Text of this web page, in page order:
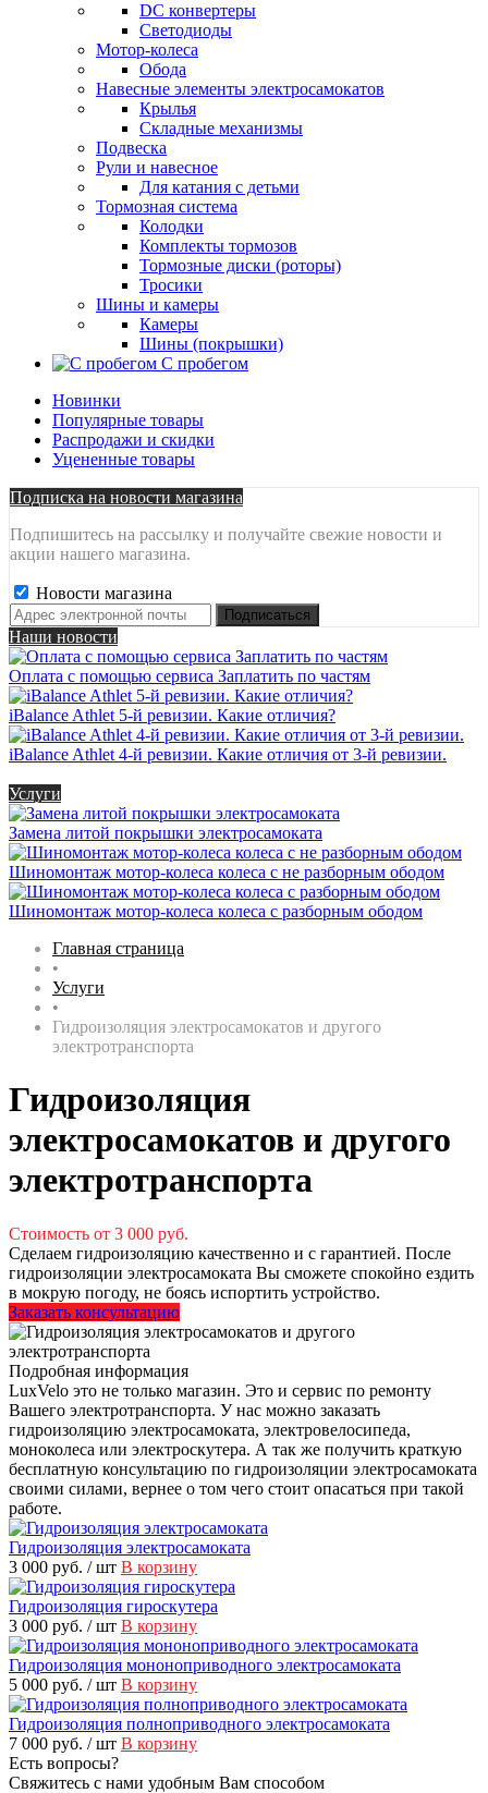
DC конвертеры
Светодиоды
Мотор-колеса
Обода
Навесные элементы электросамокатов
Крылья
Складные механизмы
Подвеска
Рули и навесное
Для катания с детьми
Тормозная система
Колодки
Комплекты тормозов
Тормозные диски (роторы)
Тросики
Шины и камеры
Камеры
Шины (покрышки)
С пробегом
Новинки
Популярные товары
Распродажи и скидки
Уцененные товары
Подписка на новости магазина
Подпишитесь на рассылку и получайте свежие новости и
акции нашего магазина.
Новости магазина
Наши новости
Оплата с помощью сервиса Заплатить по частям
iBalance Athlet 5-й ревизии. Какие отличия?
iBalance Athlet 4-й ревизии. Какие отличия от 3-й ревизии.
Услуги
Замена литой покрышки электросамоката
Шиномонтаж мотор-колеса колеса с не разборным ободом
Шиномонтаж мотор-колеса колеса с разборным ободом
Главная страница
•
Услуги
•
Гидроизоляция электросамокатов и другого
электротранспорта
Гидроизоляция
электросамокатов и другого
электротранспорта
Стоимость от 3 000 руб.
Сделаем гидроизоляцию качественно и с гарантией. После
гидроизоляции электросамоката Вы сможете спокойно ездить
в мокрую погоду, не боясь испортить устройство.
Заказать консультацию
Подробная информация
LuxVelo это не только магазин. Это и сервис по ремонту
Вашего электротранспорта. У нас можно заказать
гидроизоляцию электросамоката, электровелосипеда,
моноколеса или электроскутера. А так же получить краткую
бесплатную консультацию по гидроизоляции электросамоката
своими силами, вернее о том чего стоит опасаться при такой
работе.
Гидроизоляция электросамоката
3 000 руб. / шт В корзину
Гидроизоляция гироскутера
3 000 руб. / шт В корзину
Гидроизоляция мононоприводного электросамоката
5 000 руб. / шт В корзину
Гидроизоляция полноприводного электросамоката
7 000 руб. / шт В корзину
Есть вопросы?
Cвяжитесь с нами удобным Вам способом